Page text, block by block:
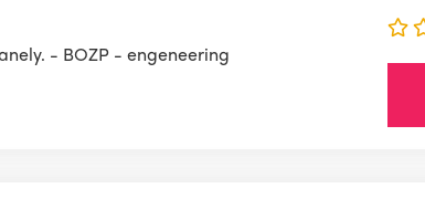
- BOZP - engeneering